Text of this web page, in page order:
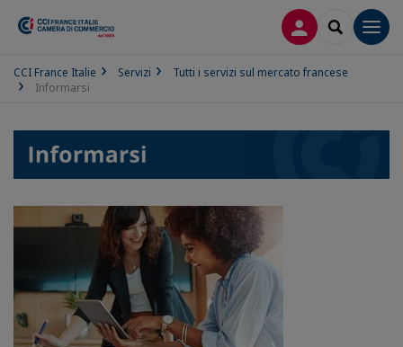
LOG INSEARCH
CCI France Italie Servizi
Tutti i servizi sul mercato francese
Informarsi